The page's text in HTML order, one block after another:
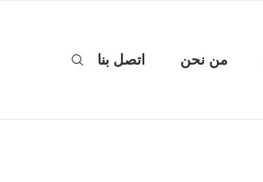
من نحن اتصل بنا